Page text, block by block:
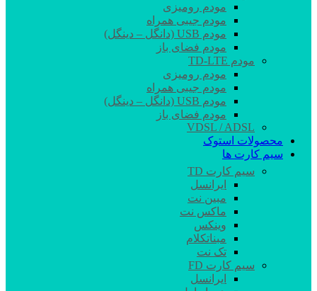
مودم رومیزی
مودم جیبی همراه
مودم USB (دانگل – دینگل)
مودم فضای باز
مودم TD-LTE
مودم رومیزی
مودم جیبی همراه
مودم USB (دانگل – دینگل)
مودم فضای باز
VDSL / ADSL
محصولات استوک
سیم کارت ها
سیم کارت TD
ایرانسل
مبین نت
ماکس نت
وینکس
مبناتکلام
تک نت
سیم کارت FD
ایرانسل